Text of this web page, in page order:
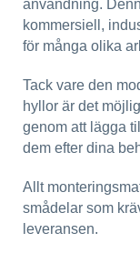
användning.
kommersiell,
för många olika
Tack vare den
hyllor är det
genom att lägga
dem efter dina
Allt
smådelar som
leveransen.